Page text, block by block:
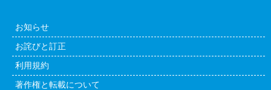
お知らせ
お詫びと訂正
利用規約
著作権と転載について